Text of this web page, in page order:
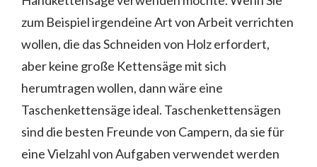
zum Beispiel irgendeine Art von Arbeit verrichten
wollen, die das Schneiden von Holz erfordert,
aber keine große Kettensäge mit sich
herumtragen wollen, dann wäre eine
Taschenkettensäge ideal. Taschenkettensägen
sind die besten Freunde von Campern, da sie für
eine Vielzahl von Aufgaben verwendet werden